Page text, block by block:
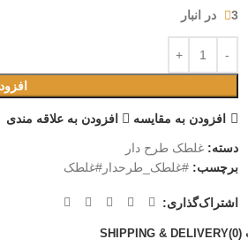
3 در انبار
افزودن به مقایسه افزودن به علاقه مندی
دسته: غلطک طرح دار
برچسب: #غلطک_طرحدار#غلطک
اشتراک‌گذاری:
SHIPPING & DELIVERY